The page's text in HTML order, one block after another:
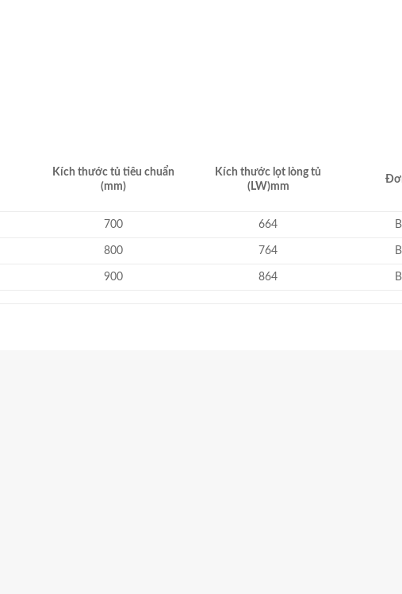
Kích thước tủ tiêu chuẩn
(mm)
Kích thước lọt lòng tủ
(LW)mm
700 664
800 764
900 864